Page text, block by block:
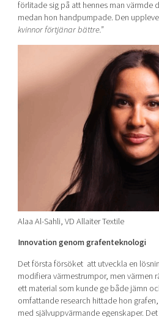
förlitade sig på att hennes man värmde
medan hon handpumpade. Den
kvinnor förtjänar bättre.”
Alaa Al-Sahli, VD Allaiter Textile
Innovation genom grafenteknologi
Det första försöket att utveckla en
modifiera värmestrumpor, men värmen
ett material som kunde ge både jämn
omfattande research hittade hon
med självuppvärmande egenskaper.